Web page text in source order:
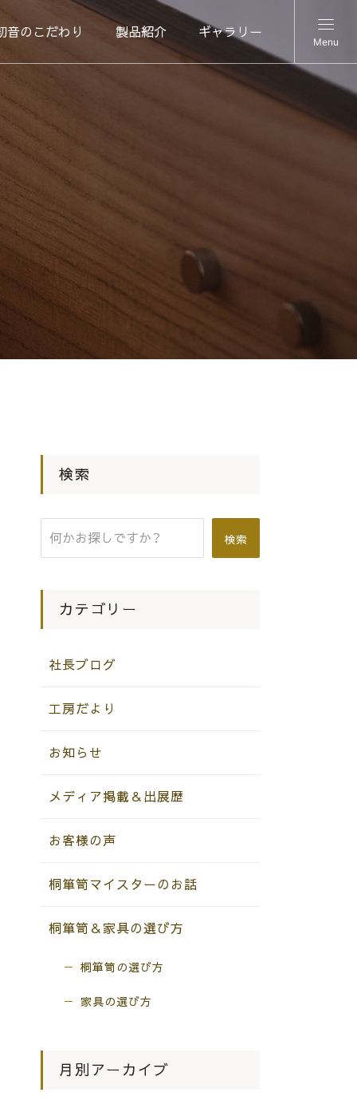
音のこだわり 製品紹介 ギャラリー
Menu
検索
検索
カテゴリー
社長ブログ
工房だより
お知らせ
メディア掲載＆出展歴
お客様の声
桐箪笥マイスターのお話
桐箪笥＆家具の選び方
桐箪笥の選び方
家具の選び方
月別アーカイブ